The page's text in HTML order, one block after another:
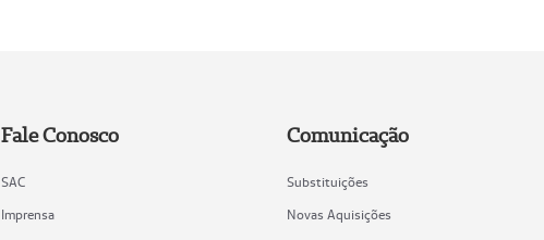
Fale Conosco
SAC
Imprensa
Comunicação
Substituições
Novas Aquisições